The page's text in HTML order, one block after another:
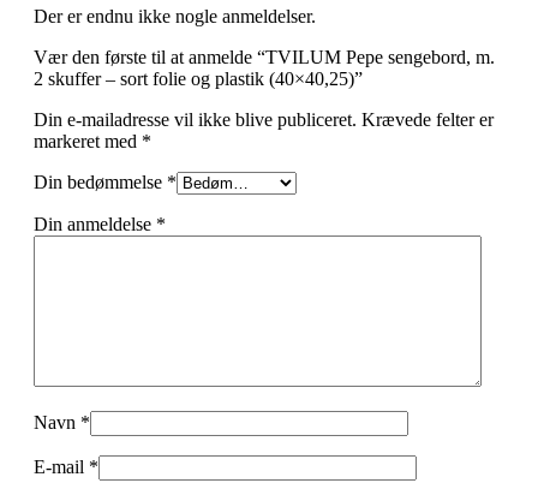
Der er endnu ikke nogle anmeldelser.
Vær den første til at anmelde “TVILUM Pepe sengebord, m.
2 skuffer – sort folie og plastik (40×40,25)”
Din e-mailadresse vil ikke blive publiceret. Krævede felter er
markeret med *
Din bedømmelse *
Din anmeldelse *
Navn *
E-mail *